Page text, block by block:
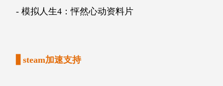
- 模拟人生4：怦然心动资料片
▋steam加速支持